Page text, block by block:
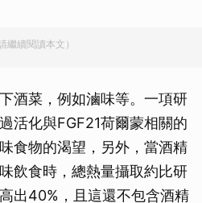
繼續閱讀本文）
酒菜，例如滷味等。一項研
活化與FGF21荷爾蒙相關的
食物的渴望，另外，當酒精
飲食時，總熱量攝取約比研
出40%，且這還不包含酒精